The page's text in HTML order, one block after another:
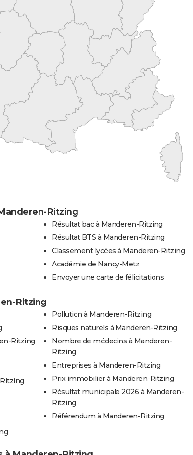
Ritzing
Résultat bac à Manderen-Ritzing
Résultat BTS à Manderen-Ritzing
Classement lycées à Manderen-Ritzing
Académie de Nancy-Metz
Envoyer une carte de félicitations
Ritzing
Ritzing
Pollution à Manderen-Ritzing
Risques naturels à Manderen-Ritzing
Nombre de médecins à Manderen-
Ritzing
Entreprises à Manderen-Ritzing
Prix immobilier à Manderen-Ritzing
Résultat municipale 2026 à Manderen-
Ritzing
Référendum à Manderen-Ritzing